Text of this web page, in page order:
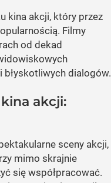
kina akcji, który przez
Filmy
od dekad
dialogów.
akcji:
sceny akcji,
mimo skrajnie
się współpracować.